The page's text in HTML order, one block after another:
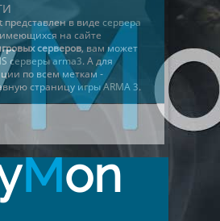
представлен в виде сервера
имеющихся на сайте
серверов, вам может
серверы arma3. А для
по всем меткам -
страницу игры ARMA 3.
Mon